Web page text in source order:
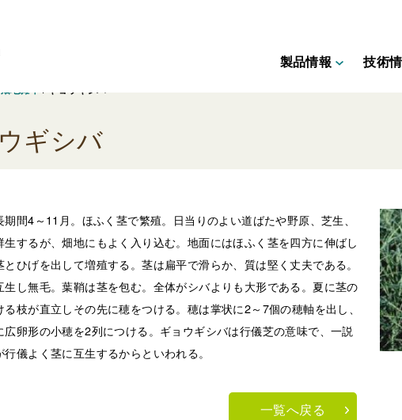
製品情報 技術
畑地雑草 / ギョウギシバ
ギシバ
期間4～11月。ほふく茎で繁殖。日当りのよい道ばたや野原、芝生、
生するが、畑地にもよく入り込む。地面にはほふく茎を四方に伸ばし
ひげを出して増殖する。茎は扁平で滑らか、質は堅く丈夫である。
生し無毛。葉鞘は茎を包む。全体がシバよりも大形である。夏に茎の
枝が直立しその先に穂をつける。穂は掌状に2～7個の穂軸を出し、
広卵形の小穂を2列につける。ギョウギシバは行儀芝の意味で、一説
儀よく茎に互生するからといわれる。
一覧へ戻る